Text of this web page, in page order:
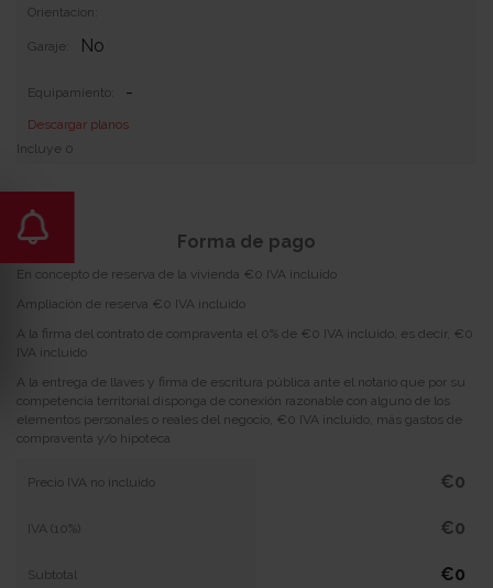
Orientacion:
Garaje: No
Equipamiento: -
Descargar planos
Incluye 0
Forma de pago
En concepto de reserva de la vivienda €0 IVA incluido
Ampliación de reserva €0 IVA incluido
A la firma del contrato de compraventa el 0% de €0 IVA incluido, es decir, €0
IVA incluido
A la entrega de llaves y firma de escritura pública ante el notario que por su
competencia territorial disponga de conexión razonable con alguno de los
elementos personales o reales del negocio, €0 IVA incluido, más gastos de
compraventa y/o hipoteca
Precio IVA no incluido €0
IVA (10%) €0
Subtotal €0